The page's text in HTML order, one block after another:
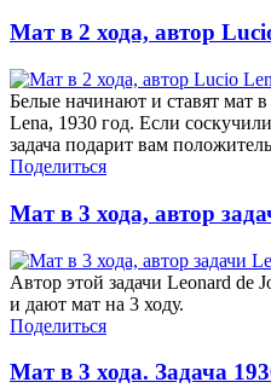
Мат в 2 хода, автор
Белые начинают и ставят мат
Lena, 1930 год. Если
задача подарит вам
Поделиться
Мат в 3 хода, автор
Автор этой задачи Leonard de
и дают мат на 3 ходу.
Поделиться
Мат в 3 хода. Задача